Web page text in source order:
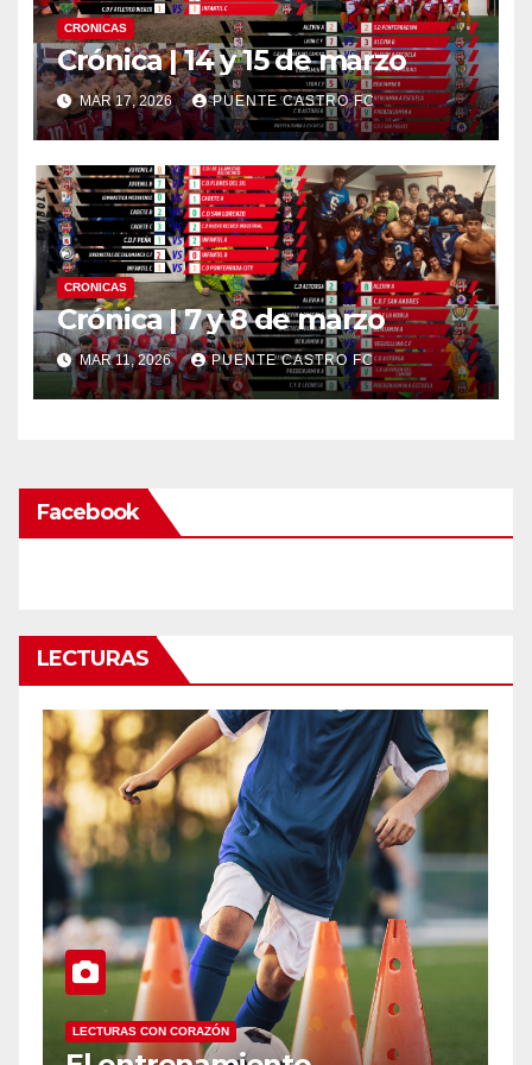
CRONICAS
Crónica | 14 y 15 de marzo
MAR 17, 2026 PUENTE CASTRO FC
CRONICAS
Crónica | 7 y 8 de marzo
MAR 11, 2026 PUENTE CASTRO FC
Facebook
LECTURAS
LECTURAS CON CORAZÓN